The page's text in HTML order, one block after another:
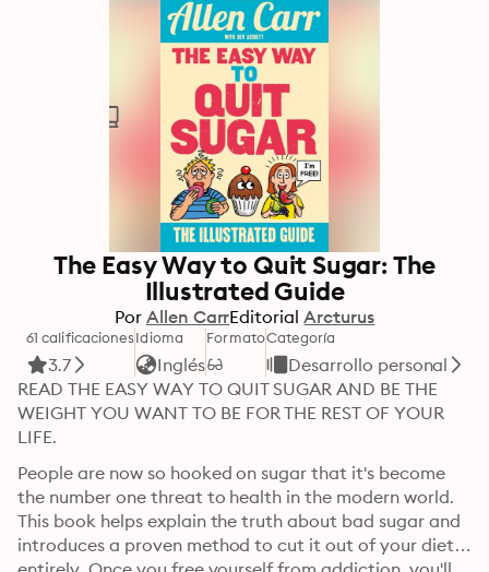
The Easy Way to Quit Sugar: The
Illustrated Guide
Por Allen CarrEditorial Arcturus
61 calificaciones
3.7
Idioma
Inglés
FormatoCategoría
Desarrollo personal
READ THE EASY WAY TO QUIT SUGAR AND BE THE
WEIGHT YOU WANT TO BE FOR THE REST OF YOUR
LIFE.
People are now so hooked on sugar that it's become
the number one threat to health in the modern world.
This book helps explain the truth about bad sugar and
introduces a proven method to cut it out of your diet